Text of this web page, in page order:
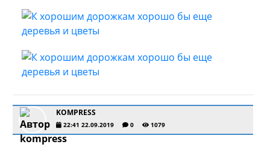
KOMPRESS
22:41 22.09.2019 0 1079